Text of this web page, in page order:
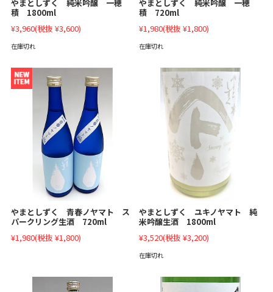
やまとしずく 純米吟醸 一穂
積 1800ml
¥3,960(税抜 ¥3,600)
在庫切れ
やまとしずく 純米吟醸 一穂
積 720ml
¥1,980(税抜 ¥1,800)
在庫切れ
やまとしずく 青春ノヤマト ス
パークリング生酒 720ml
¥1,980(税抜 ¥1,800)
やまとしずく ユキノヤマト 純
米吟醸生酒 1800ml
¥3,520(税抜 ¥3,200)
在庫切れ